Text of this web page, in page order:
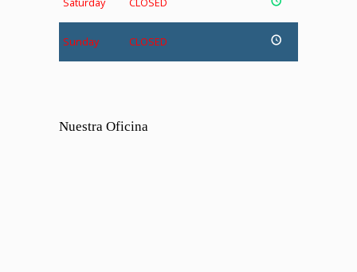
Saturday CLOSED
Sunday CLOSED
Nuestra Oficina